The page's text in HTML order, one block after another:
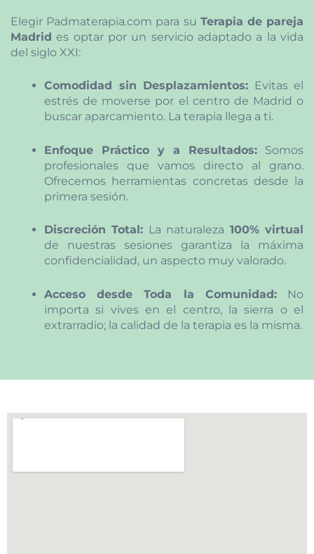
Elegir Padmaterapia.com para su Terapia de pareja
Madrid es optar por un servicio adaptado a la vida
del siglo XXI:
Comodidad sin Desplazamientos: Evitas el
estrés de moverse por el centro de Madrid o
buscar aparcamiento. La terapia llega a ti.
Enfoque Práctico y a Resultados: Somos
profesionales que vamos directo al grano.
Ofrecemos herramientas concretas desde la
primera sesión.
Discreción Total: La naturaleza 100% virtual
de nuestras sesiones garantiza la máxima
confidencialidad, un aspecto muy valorado.
Acceso desde Toda la Comunidad:No
importa si vives en el centro, la sierra o el
extrarradio; la calidad de la terapia es la misma.